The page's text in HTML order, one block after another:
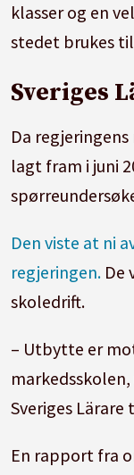
klasser og en
stedet brukes
Sveriges
Da
lagt fram i juni
Den viste at ni
regjeringen. De
skoledrift.
– Utbytte er
Sveriges
En rapport fra